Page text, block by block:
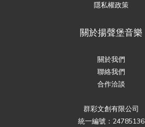
隱私權政策
關於揚聲堡音樂
關於我們
聯絡我們
合作洽談
群彩文創有限公司
統一編號：24785136